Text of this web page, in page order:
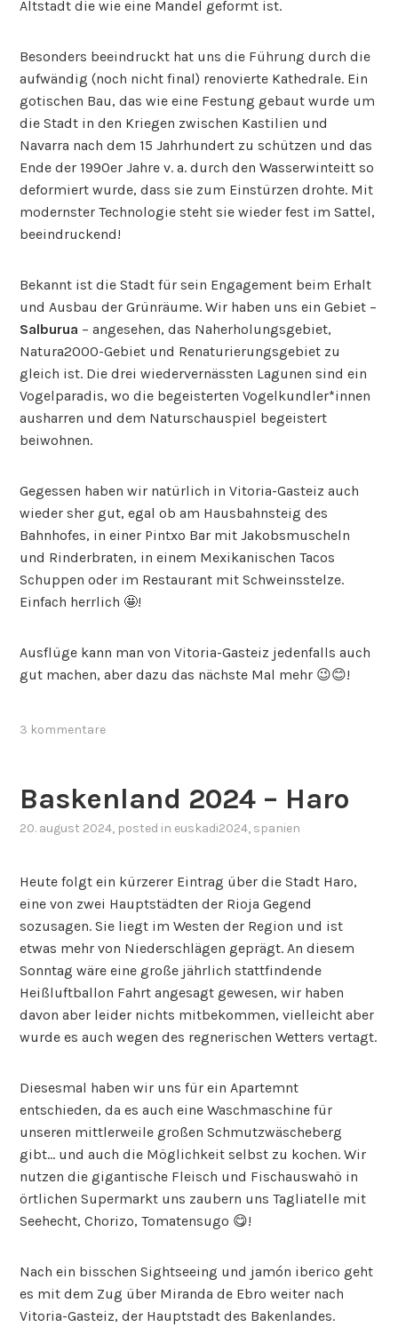
Altstadt die wie eine Mandel geformt ist.
Besonders beeindruckt hat uns die Führung durch die
aufwändig (noch nicht final) renovierte Kathedrale. Ein
gotischen Bau, das wie eine Festung gebaut wurde um
die Stadt in den Kriegen zwischen Kastilien und
Navarra nach dem 15 Jahrhundert zu schützen und das
Ende der 1990er Jahre v. a. durch den Wasserwinteitt so
deformiert wurde, dass sie zum Einstürzen drohte. Mit
modernster Technologie steht sie wieder fest im Sattel,
beeindruckend!
Bekannt ist die Stadt für sein Engagement beim Erhalt
und Ausbau der Grünräume. Wir haben uns ein Gebiet –
Salburua – angesehen, das Naherholungsgebiet,
Natura2000-Gebiet und Renaturierungsgebiet zu
gleich ist. Die drei wiedervernässten Lagunen sind ein
Vogelparadis, wo die begeisterten Vogelkundler*innen
ausharren und dem Naturschauspiel begeistert
beiwohnen.
Gegessen haben wir natürlich in Vitoria-Gasteiz auch
wieder sher gut, egal ob am Hausbahnsteig des
Bahnhofes, in einer Pintxo Bar mit Jakobsmuscheln
und Rinderbraten, in einem Mexikanischen Tacos
Schuppen oder im Restaurant mit Schweinsstelze.
Einfach herrlich 🤩!
Ausflüge kann man von Vitoria-Gasteiz jedenfalls auch
gut machen, aber dazu das nächste Mal mehr 😉😊!
3 kommentare
Baskenland 2024 – Haro
20. august 2024, posted in euskadi2024, spanien
Heute folgt ein kürzerer Eintrag über die Stadt Haro,
eine von zwei Hauptstädten der Rioja Gegend
sozusagen. Sie liegt im Westen der Region und ist
etwas mehr von Niederschlägen geprägt. An diesem
Sonntag wäre eine große jährlich stattfindende
Heißluftballon Fahrt angesagt gewesen, wir haben
davon aber leider nichts mitbekommen, vielleicht aber
wurde es auch wegen des regnerischen Wetters vertagt.
Diesesmal haben wir uns für ein Apartemnt
entschieden, da es auch eine Waschmaschine für
unseren mittlerweile großen Schmutzwäscheberg
gibt… und auch die Möglichkeit selbst zu kochen. Wir
nutzen die gigantische Fleisch und Fischauswahö in
örtlichen Supermarkt uns zaubern uns Tagliatelle mit
Seehecht, Chorizo, Tomatensugo 😋!
Nach ein bisschen Sightseeing und jamón iberico geht
es mit dem Zug über Miranda de Ebro weiter nach
Vitoria-Gasteiz, der Hauptstadt des Bakenlandes.